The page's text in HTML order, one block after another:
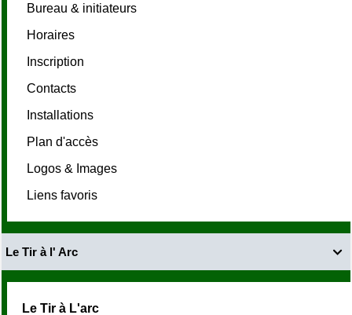
Bureau & initiateurs
Horaires
Inscription
Contacts
Installations
Plan d'accès
Logos & Images
Liens favoris

Le Tir à l' Arc
Le Tir à L'arc